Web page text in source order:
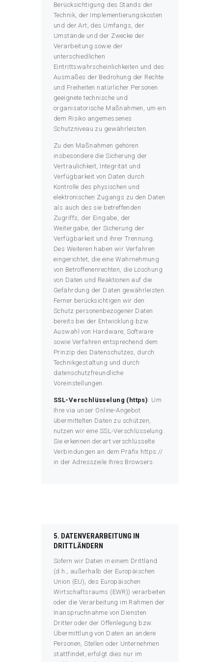
Berücksichtigung des Stands der
Technik, der Implementierungskosten
und der Art, des Umfangs, der
Umstände und der Zwecke der
Verarbeitung sowie der
unterschiedlichen
Eintrittswahrscheinlichkeiten und des
Ausmaßes der Bedrohung der Rechte
und Freiheiten natürlicher Personen
geeignete technische und
organisatorische Maßnahmen, um ein
dem Risiko angemessenes
Schutzniveau zu gewährleisten.
Zu den Maßnahmen gehören
insbesondere die Sicherung der
Vertraulichkeit, Integrität und
Verfügbarkeit von Daten durch
Kontrolle des physischen und
elektronischen Zugangs zu den Daten
als auch des sie betreffenden
Zugriffs, der Eingabe, der
Weitergabe, der Sicherung der
Verfügbarkeit und ihrer Trennung.
Des Weiteren haben wir Verfahren
eingerichtet, die eine Wahrnehmung
von Betroffenenrechten, die Löschung
von Daten und Reaktionen auf die
Gefährdung der Daten gewährleisten.
Ferner berücksichtigen wir den
Schutz personenbezogener Daten
bereits bei der Entwicklung bzw.
Auswahl von Hardware, Software
sowie Verfahren entsprechend dem
Prinzip des Datenschutzes, durch
Technikgestaltung und durch
datenschutzfreundliche
Voreinstellungen.
SSL-Verschlüsselung (https): Um
Ihre via unser Online-Angebot
übermittelten Daten zu schützen,
nutzen wir eine SSL-Verschlüsselung.
Sie erkennen derart verschlüsselte
Verbindungen an dem Präfix https://
in der Adresszeile Ihres Browsers.
5. DATENVERARBEITUNG IN
DRITTLÄNDERN
Sofern wir Daten in einem Drittland
(d.h., außerhalb der Europäischen
Union (EU), des Europäischen
Wirtschaftsraums (EWR)) verarbeiten
oder die Verarbeitung im Rahmen der
Inanspruchnahme von Diensten
Dritter oder der Offenlegung bzw.
Übermittlung von Daten an andere
Personen, Stellen oder Unternehmen
stattfindet, erfolgt dies nur im